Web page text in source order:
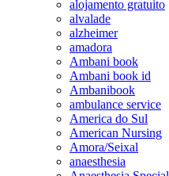
alojamento gratuito
alvalade
alzheimer
amadora
Ambani book
Ambani book id
Ambanibook
ambulance service
America do Sul
American Nursing
Amora/Seixal
anaesthesia